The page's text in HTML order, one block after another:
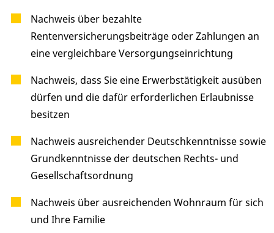
Nachweis über bezahlte
Rentenversicherungsbeiträge oder Zahlungen an
eine vergleichbare Versorgungseinrichtung
Nachweis, dass Sie eine Erwerbstätigkeit ausüben
dürfen und die dafür erforderlichen Erlaubnisse
besitzen
Nachweis ausreichender Deutschkenntnisse sowie
Grundkenntnisse der deutschen Rechts- und
Gesellschaftsordnung
Nachweis über ausreichenden Wohnraum für sich
und Ihre Familie